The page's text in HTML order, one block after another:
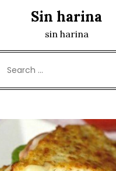
Sin harina
sin harina
for: